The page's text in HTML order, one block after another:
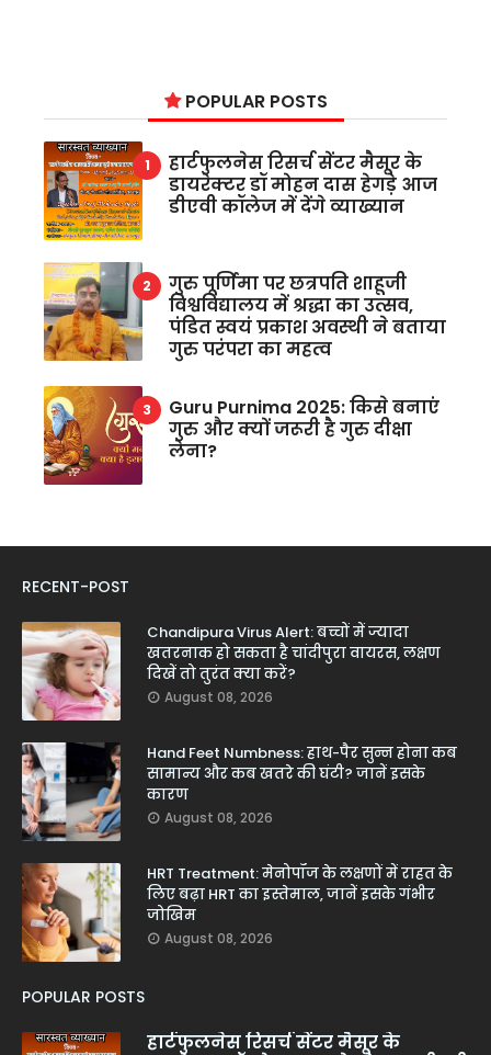
POPULAR POSTS
हार्टफुलनेस रिसर्च सेंटर मैसूर के
डायरेक्टर डॉ मोहन दास हेगड़े आज
डीएवी कॉलेज में देंगे व्याख्यान
गुरु पूर्णिमा पर छत्रपति शाहूजी
विश्वविद्यालय में श्रद्धा का उत्सव,
पंडित स्वयं प्रकाश अवस्थी ने बताया
गुरु परंपरा का महत्व
Guru Purnima 2025: किसे बनाएं
गुरु और क्यों जरूरी है गुरु दीक्षा
लेना?
RECENT-POST
Chandipura Virus Alert: बच्चों में ज्यादा
खतरनाक हो सकता है चांदीपुरा वायरस, लक्षण
दिखें तो तुरंत क्या करें?
August 08, 2026
Hand Feet Numbness: हाथ-पैर सुन्न होना कब
सामान्य और कब खतरे की घंटी? जानें इसके
कारण
August 08, 2026
HRT Treatment: मेनोपॉज के लक्षणों में राहत के
लिए बढ़ा HRT का इस्तेमाल, जानें इसके गंभीर
जोखिम
August 08, 2026
POPULAR POSTS
हार्टफुलनेस रिसर्च सेंटर मैसूर के